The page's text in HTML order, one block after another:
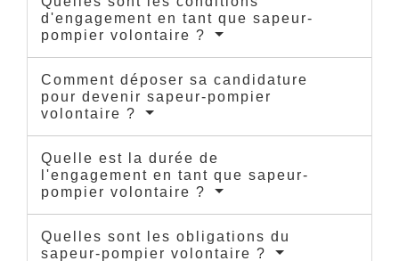
d'engagement en tant que sapeur-
pompier volontaire ?
Comment déposer sa candidature
pour devenir sapeur-pompier
volontaire ?
Quelle est la durée de
l'engagement en tant que sapeur-
pompier volontaire ?
Quelles sont les obligations du
sapeur-pompier volontaire ?